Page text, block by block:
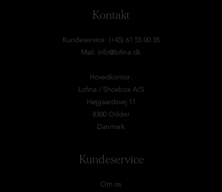
Kontakt
Kundeservice: (+45) 61 55 00 35
Mail: info@lofina.dk
Hovedkontor:
Lofina / Shoebox A/S
Højgaardsvej 11
8300 Odder
Danmark
Kundeservice
Om os